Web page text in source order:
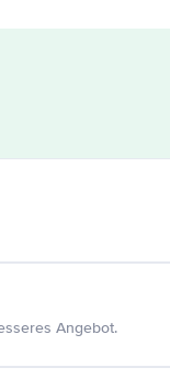
Angebot.